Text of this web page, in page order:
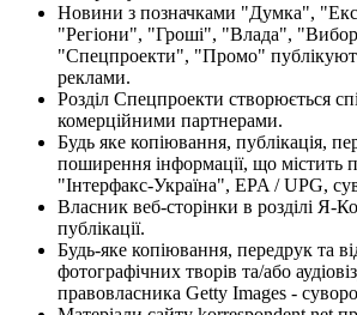
Новини з позначками "Думка",
"Регіони", "Гроші", "Влада",
"Спецпроекти", "Промо"
реклами.
Розділ Спецпроекти створюється
комерційними партнерами.
Будь яке копіювання, публікація,
поширення інформації, що містить
"Інтерфакс-Україна", EPA / UPG,
Власник веб-сторінки в розділі Я-
публікації.
Будь-яке копіювання, передрук та
фотографічних творів та/або
правовласника Getty Images -